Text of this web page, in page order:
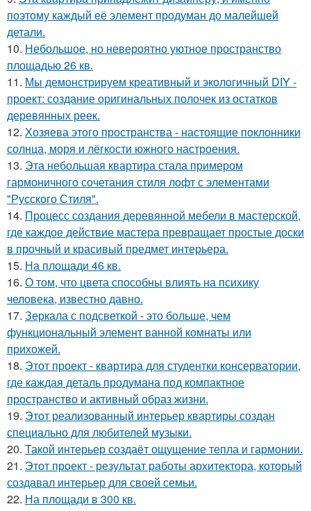
поэтому каждый её элемент продуман до малейшей
детали.
10. Небольшое, но невероятно уютное пространство
площадью 26 кв.
11. Мы демонстрируем креативный и экологичный DIY -
проект: создание оригинальных полочек из остатков
деревянных реек.
12. Хозяева этого пространства - настоящие поклонники
солнца, моря и лёгкости южного настроения.
13. Эта небольшая квартира стала примером
гармоничного сочетания стиля лофт с элементами
"Русского Стиля".
14. Процесс создания деревянной мебели в мастерской,
где каждое действие мастера превращает простые доски
в прочный и красивый предмет интерьера.
15. На площади 46 кв.
16. О том, что цвета способны влиять на психику
человека, известно давно.
17. Зеркала с подсветкой - это больше, чем
функциональный элемент ванной комнаты или
прихожей.
18. Этот проект - квартира для студентки консерватории,
где каждая деталь продумана под компактное
пространство и активный образ жизни.
19. Этот реализованный интерьер квартиры создан
специально для любителей музыки.
20. Такой интерьер создаёт ощущение тепла и гармонии.
21. Этот проект - результат работы архитектора, который
создавал интерьер для своей семьи.
22. На площади в 300 кв.